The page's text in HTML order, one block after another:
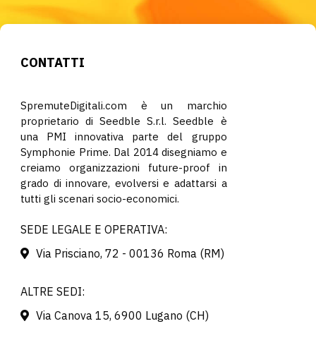
CONTATTI
SpremuteDigitali.com è un marchio
proprietario di Seedble S.r.l. Seedble è
una PMI innovativa parte del gruppo
Symphonie Prime. Dal 2014 disegniamo e
creiamo organizzazioni future-proof in
grado di innovare, evolversi e adattarsi a
tutti gli scenari socio-economici.
SEDE LEGALE E OPERATIVA:
Via Prisciano, 72 - 00136 Roma (RM)
ALTRE SEDI:
Via Canova 15, 6900 Lugano (CH)